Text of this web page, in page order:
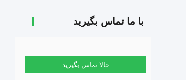
با ما تماس بگیرید
حالا تماس بگیرید